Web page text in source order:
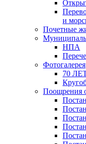
и
Почетные
НПА
Фотогалерея
70
Поощрения